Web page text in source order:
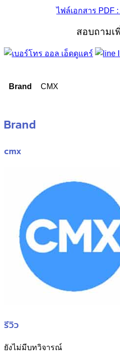
ไฟล์เอกสาร PDF
สอบถามเ
Brand CMX
Brand
cmx
รีวิว
ยังไม่มีบทวิจารณ์